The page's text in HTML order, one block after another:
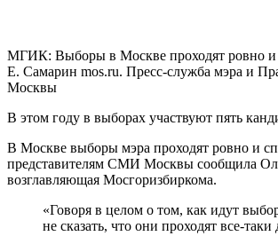
МГИК: Выборы в Москве проходят ровно и
Е. Самарин mos.ru. Пресс-служба мэра и
Москвы
В этом году в выборах участвуют пять
В Москве выборы мэра проходят ровно и
представителям СМИ Москвы сообщила
возглавляющая Мосгоризбиркома.
«Говоря в целом о том, как идут
не сказать, что они проходят все-таки